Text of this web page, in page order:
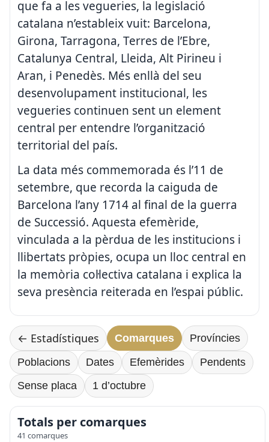
que fa a les vegueries, la legislació
catalana n’estableix vuit: Barcelona,
Girona, Tarragona, Terres de l’Ebre,
Catalunya Central, Lleida, Alt Pirineu i
Aran, i Penedès. Més enllà del seu
desenvolupament institucional, les
vegueries continuen sent un element
central per entendre l’organització
territorial del país.
La data més commemorada és l’11 de
setembre, que recorda la caiguda de
Barcelona l’any 1714 al final de la guerra
de Successió. Aquesta efemèride,
vinculada a la pèrdua de les institucions i
llibertats pròpies, ocupa un lloc central en
la memòria col·lectiva catalana i explica la
seva presència reiterada en l’espai públic.
← Estadístiques Comarques Províncies
Poblacions Dates Efemèrides
Pendents
Sense placa
1 d’octubre
Totals per comarques
41 comarques